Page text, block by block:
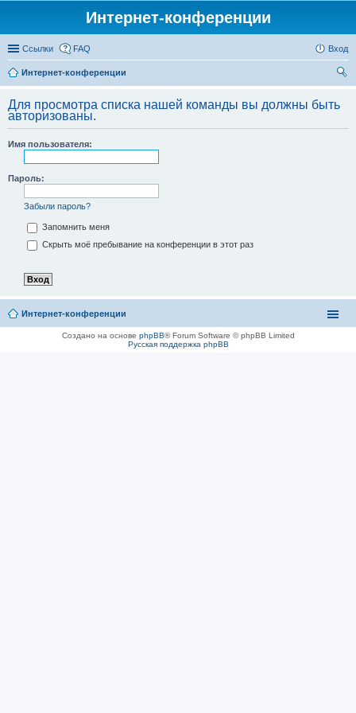
Интернет-конференции
Ссылки FAQ Вход
Интернет-конференции
ск
Для просмотра списка нашей команды вы должны быть
авторизованы.
Имя пользователя:
Пароль:
Забыли пароль?
Запомнить меня
Скрыть моё пребывание на конференции в этот раз
Интернет-конференции
Создано на основе phpBB® Forum Software © phpBB Limited
Русская поддержка phpBB